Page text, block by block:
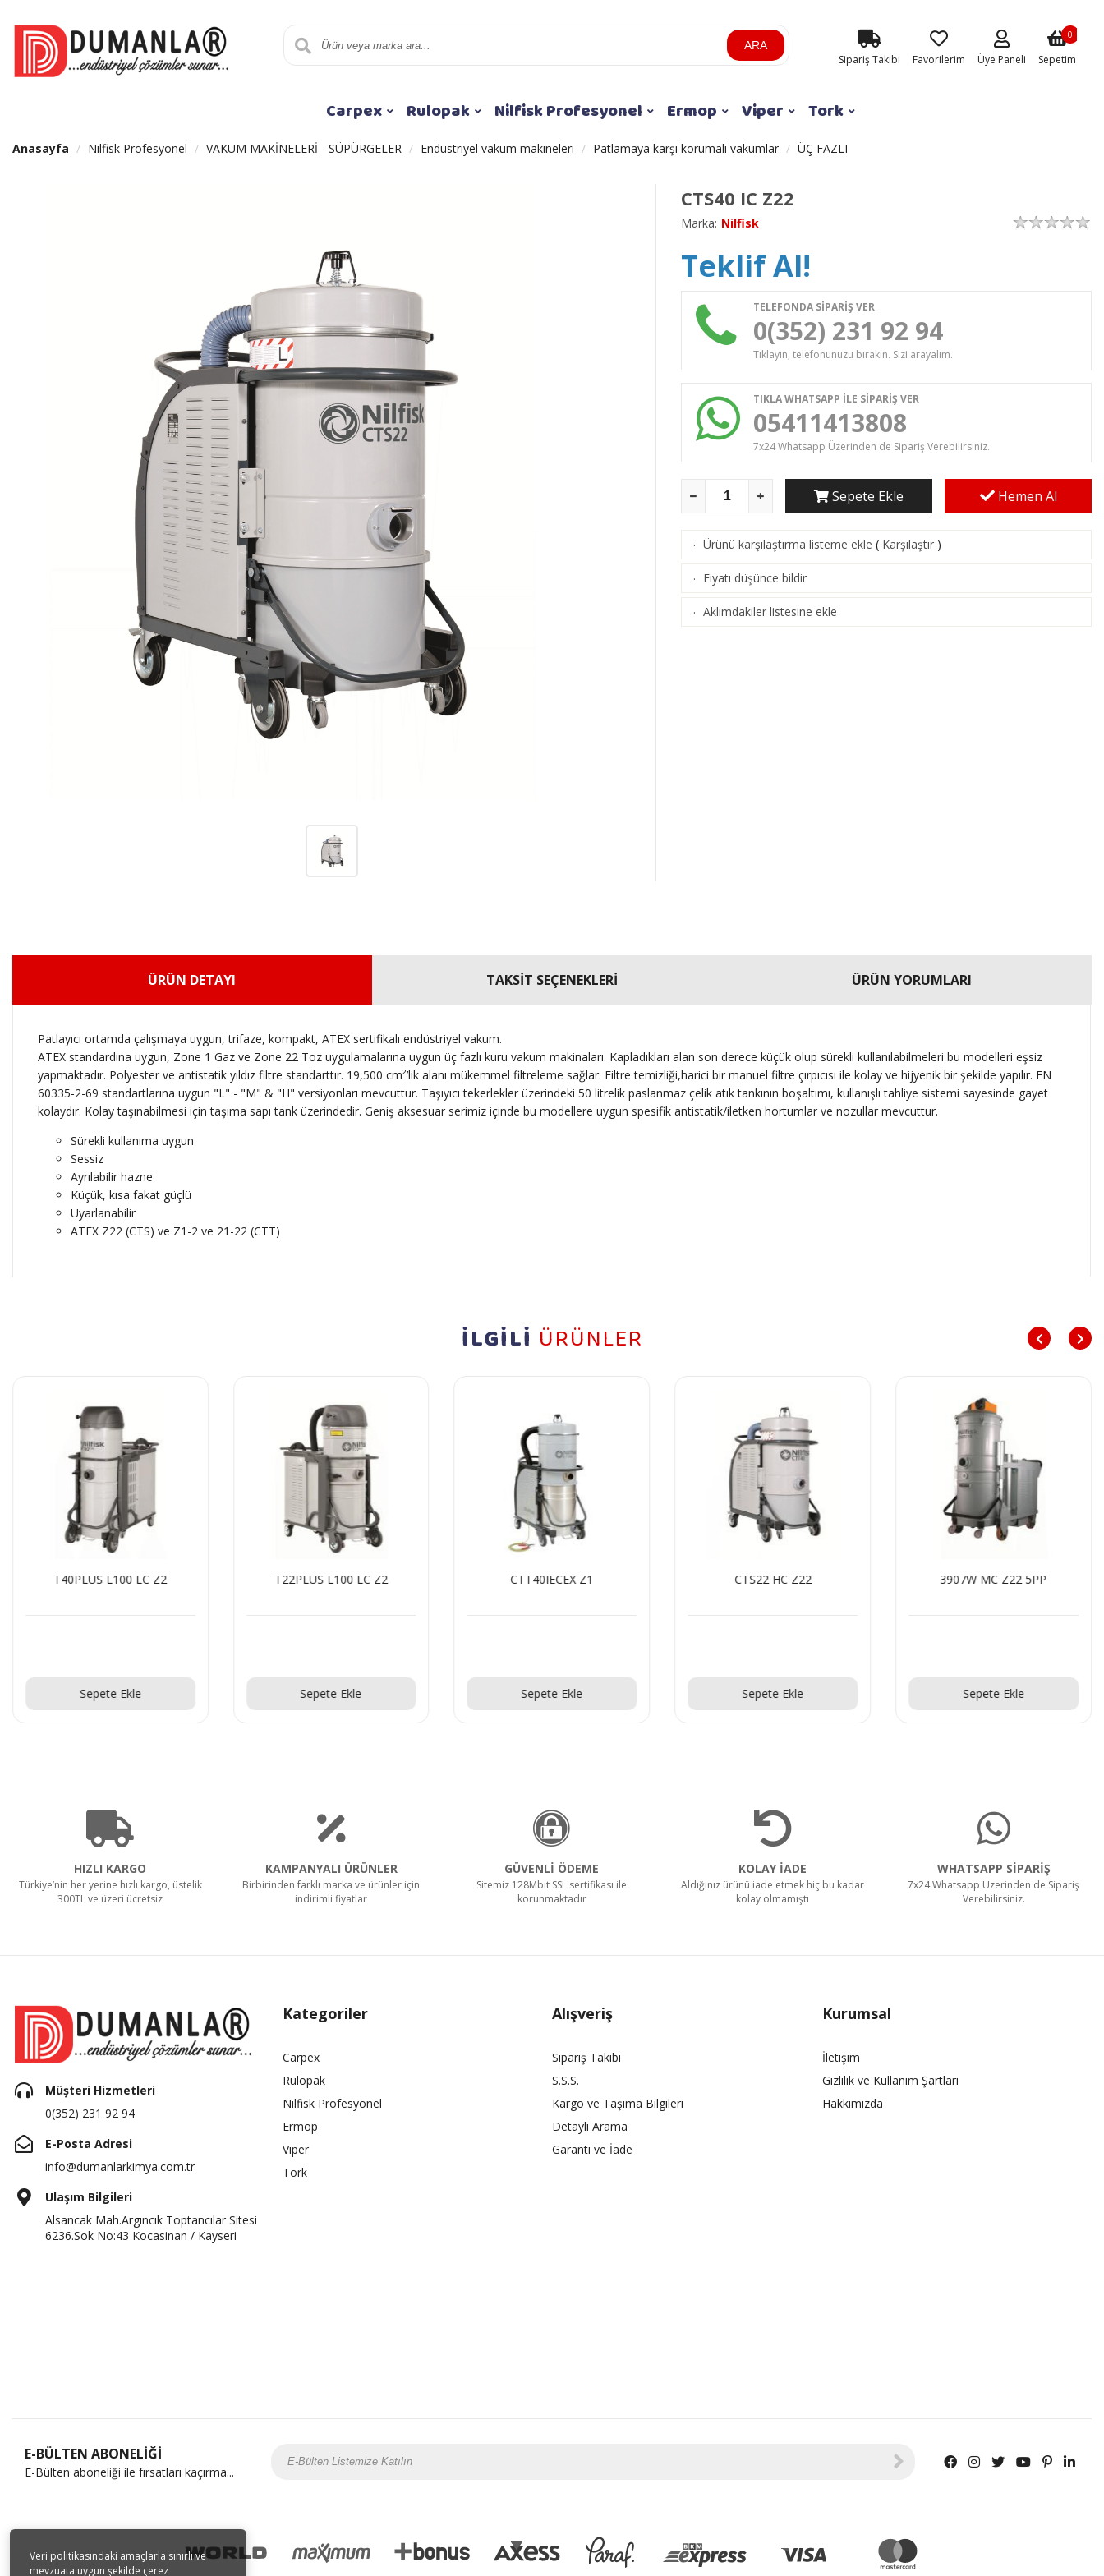
Veri politikasındaki amaçlarla sınırlı ve
mevzuata uygun şekilde çerez
ARA
Sipariş Takibi Favorilerim Üye Paneli Sepetim
0
Carpex Rulopak Nilfisk Profesyonel Ermop Viper Tork
Anasayfa Nilfisk Profesyonel VAKUM MAKİNELERİ - SÜPÜRGELER Endüstriyel vakum makineleri Patlamaya karşı korumalı vakumlar ÜÇ FAZLI
CTS40 IC Z22
Marka: Nilfisk
Teklif Al!
TELEFONDA SİPARİŞ VER
0(352) 231 92 94
Tıklayın, telefonunuzu bırakın. Sizi arayalım.
TIKLA WHATSAPP İLE SİPARİŞ VER
05411413808
7x24 Whatsapp Üzerinden de Sipariş Verebilirsiniz.
Sepete Ekle Hemen Al
· Ürünü karşılaştırma listeme ekle ( Karşılaştır )
· Fiyatı düşünce bildir
· Aklımdakiler listesine ekle
ÜRÜN DETAYI TAKSİT SEÇENEKLERİ ÜRÜN YORUMLARI
Patlayıcı ortamda çalışmaya uygun, trifaze, kompakt, ATEX sertifikalı endüstriyel vakum.
ATEX standardına uygun, Zone 1 Gaz ve Zone 22 Toz uygulamalarına uygun üç fazlı kuru vakum makinaları. Kapladıkları alan son derece küçük olup sürekli kullanılabilmeleri bu modelleri eşsiz
yapmaktadır. Polyester ve antistatik yıldız filtre standarttır. 19,500 cm²’lik alanı mükemmel filtreleme sağlar. Filtre temizliği,harici bir manuel filtre çırpıcısı ile kolay ve hijyenik bir şekilde yapılır. EN
60335-2-69 standartlarına uygun "L" - "M" & "H" versiyonları mevcuttur. Taşıyıcı tekerlekler üzerindeki 50 litrelik paslanmaz çelik atık tankının boşaltımı, kullanışlı tahliye sistemi sayesinde gayet
kolaydır. Kolay taşınabilmesi için taşıma sapı tank üzerindedir. Geniş aksesuar serimiz içinde bu modellere uygun spesifik antistatik/iletken hortumlar ve nozullar mevcuttur.
Sürekli kullanıma uygun
Sessiz
Ayrılabilir hazne
Küçük, kısa fakat güçlü
Uyarlanabilir
ATEX Z22 (CTS) ve Z1-2 ve 21-22 (CTT)
İLGİLİ ÜRÜNLER
T40PLUS L100 LC Z2
Sepete Ekle
T22PLUS L100 LC Z2
Sepete Ekle
CTT40IECEX Z1
Sepete Ekle
CTS22 HC Z22
Sepete Ekle
3907W MC Z22 5PP
Sepete Ekle
HIZLI KARGO
Türkiye’nin her yerine hızlı kargo, üstelik
300TL ve üzeri ücretsiz
KAMPANYALI ÜRÜNLER
Birbirinden farklı marka ve ürünler için
indirimli fiyatlar
GÜVENLİ ÖDEME
Sitemiz 128Mbit SSL sertifikası ile
korunmaktadır
KOLAY İADE
Aldığınız ürünü iade etmek hiç bu kadar
kolay olmamıştı
WHATSAPP SİPARİŞ
7x24 Whatsapp Üzerinden de Sipariş
Verebilirsiniz.
Müşteri Hizmetleri
0(352) 231 92 94
E-Posta Adresi
info@dumanlarkimya.com.tr
Ulaşım Bilgileri
Alsancak Mah.Argıncık Toptancılar Sitesi
6236.Sok No:43 Kocasinan / Kayseri
Kategoriler
Carpex
Rulopak
Nilfisk Profesyonel
Ermop
Viper
Tork
Alışveriş
Sipariş Takibi
S.S.S.
Kargo ve Taşıma Bilgileri
Detaylı Arama
Garanti ve İade
Kurumsal
İletişim
Gizlilik ve Kullanım Şartları
Hakkımızda
E-BÜLTEN ABONELİĞİ
E-Bülten aboneliği ile fırsatları kaçırma...